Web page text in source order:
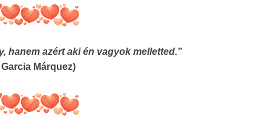
hanem azért aki én vagyok melletted.”
Márquez)